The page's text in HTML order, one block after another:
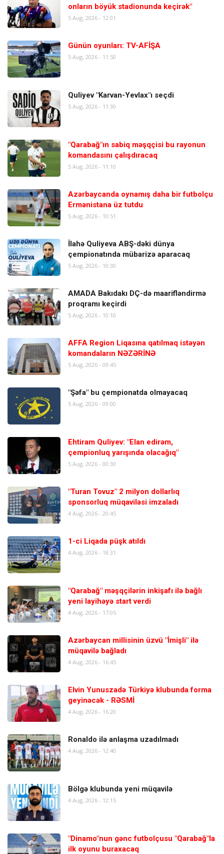
onların böyük stadionunda keçirək"
5 Aug, 2026 - 12:01
Günün oyunları: TV-AFİŞA
5 Aug, 2026 - 11:50
Quliyev "Karvan-Yevlax"ı seçdi
5 Aug, 2026 - 11:30
"Qarabağ"ın sabiq məşqçisi bu rayonun
komandasını çalışdıracaq
5 Aug, 2026 - 11:10
Azərbaycanda oynamış daha bir futbolçu
Ermənistana üz tutdu
5 Aug, 2026 - 10:51
İlahə Quliyeva ABŞ-dəki dünya
çempionatında mübarizə aparacaq
5 Aug, 2026 - 10:30
AMADA Bakıdakı DÇ-də maarifləndirmə
proqramı keçirdi
5 Aug, 2026 - 10:10
AFFA Region Liqasına qatılmaq istəyən
komandaların NƏZƏRİNƏ
5 Aug, 2026 - 09:45
"Şəfa" bu çempionatda olmayacaq
5 Aug, 2026 - 09:00
Ehtiram Quliyev: "Elan edirəm,
çempionluq yarışında olacağıq"
5 Aug, 2026 - 00:30
"Turan Tovuz" 2 milyon dollarlıq
sponsorluq müqaviləsi imzaladı
4 Aug, 2026 - 20:45
1-ci Liqada püşk atıldı
4 Aug, 2026 - 18:31
"Qarabağ" məşqçilərin inkişafı ilə bağlı
yeni layihəyə start verdi
4 Aug, 2026 - 17:05
Azərbaycan millisinin üzvü "İmişli" ilə
müqavilə bağladı
4 Aug, 2026 - 16:45
Elvin Yunuszadə Türkiyə klubunda forma
geyinəcək - RƏSMİ
4 Aug, 2026 - 16:20
Ronaldo ilə anlaşma uzadılmadı
4 Aug, 2026 - 12:40
Bölgə klubunda yeni müqavilə
4 Aug, 2026 - 12:15
"Dinamo"nun gənc futbolçusu "Qarabağ"la
ilk oyunu buraxacaq